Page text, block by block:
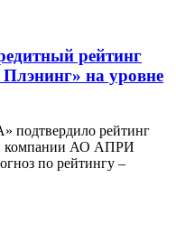
рейтинг
на уровне
подтвердило рейтинг
компании АО АПРИ
по рейтингу –